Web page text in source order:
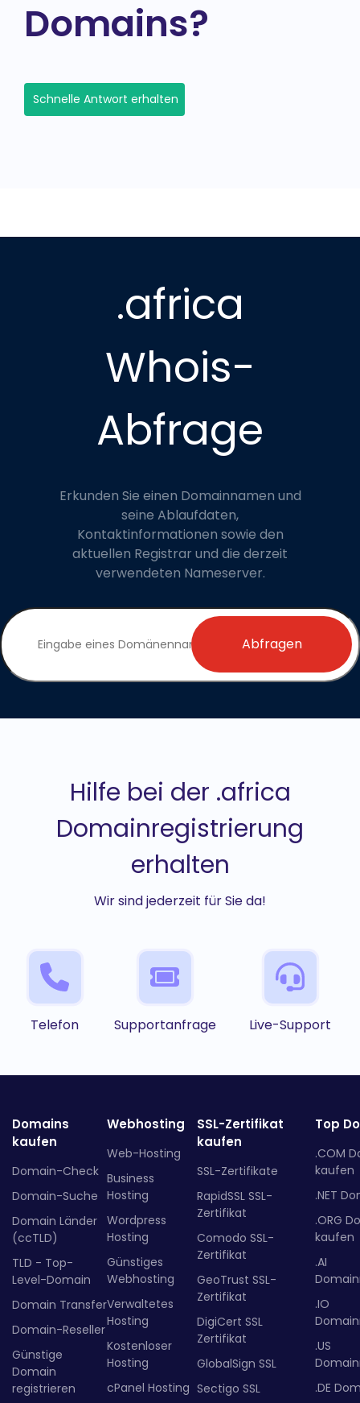
Domains?
Schnelle Antwort erhalten
.africa
Whois-
Abfrage
Erkunden Sie einen Domainnamen und
seine Ablaufdaten,
Kontaktinformationen sowie den
aktuellen Registrar und die derzeit
verwendeten Nameserver.
Abfragen
Hilfe bei der .africa
Domainregistrierung
erhalten
Wir sind jederzeit für Sie da!
Telefon Supportanfrage Live-Support
Domains
kaufen
Domain-Check
Domain-Suche
Domain Länder
(ccTLD)
TLD - Top-
Level-Domain
Domain Transfer
Domain-Reseller
Günstige
Domain
registrieren
Webhosting
Web-Hosting
Business
Hosting
Wordpress
Hosting
Günstiges
Webhosting
Verwaltetes
Hosting
Kostenloser
Hosting
cPanel Hosting
SSL-Zertifikat
kaufen
SSL-Zertifikate
RapidSSL SSL-
Zertifikat
Comodo SSL-
Zertifikat
GeoTrust SSL-
Zertifikat
DigiCert SSL
Zertifikat
GlobalSign SSL
Sectigo SSL
Top
.COM
kaufen
.NET
.ORG
kaufen
.AI
.IO
.US
.DE